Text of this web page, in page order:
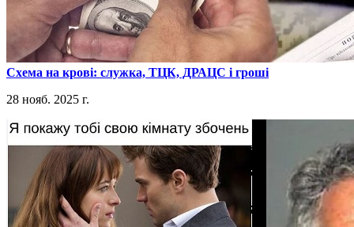
​Схема на крові: служка, ТЦК, ДРАЦС і гроші
28 нояб. 2025 г.